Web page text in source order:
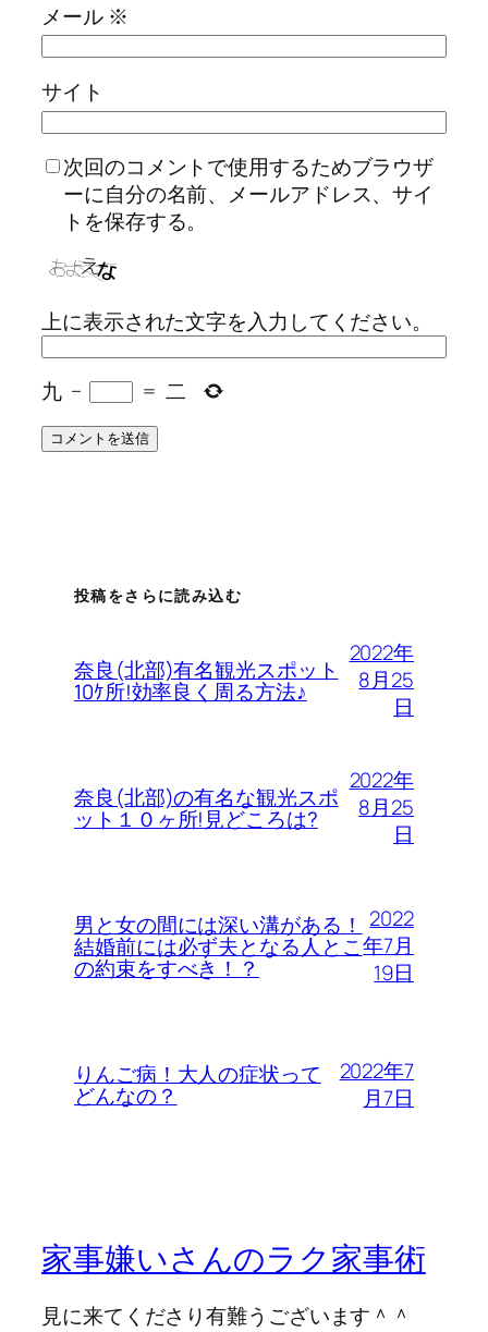
メール ※
サイト
次回のコメントで使用するためブラウザ
ーに自分の名前、メールアドレス、サイ
トを保存する。
上に表示された文字を入力してください。
九 − = 二
投稿をさらに読み込む
奈良(北部)有名観光スポット
10ｹ所!効率良く周る方法♪
2022年
8月25
日
奈良(北部)の有名な観光スポ
ット１０ヶ所!見どころは?
2022年
8月25
日
男と女の間には深い溝がある！
結婚前には必ず夫となる人とこ
の約束をすべき！？
2022
年7月
19日
りんご病！大人の症状って
どんなの？
2022年7
月7日
家事嫌いさんのラク家事術
見に来てくださり有難うございます＾＾